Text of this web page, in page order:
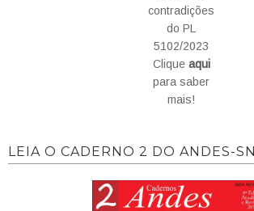
contradições
do PL
5102/2023
Clique aqui
para saber
mais!
LEIA O CADERNO 2 DO ANDES-